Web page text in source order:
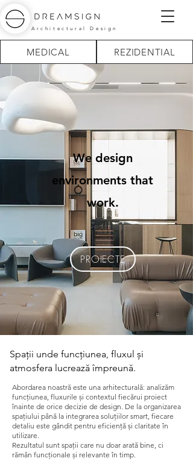
Architectural Design
MEDICAL REZIDENTIAL
We design
environments that
work.
PROIECTE
Spații unde funcțiunea, fluxul și
atmosfera lucrează împreună.
Abordarea noastră este una arhitecturală: analizăm
funcțiunea, fluxurile și contextul fiecărui proiect
înainte de orice decizie de design. De la organizarea
spațiului până la integrarea soluțiilor smart, fiecare
detaliu este gândit pentru eficiență și claritate în
utilizare.
Rezultatul sunt spații care nu doar arată bine, ci
rămân funcționale și relevante în timp.